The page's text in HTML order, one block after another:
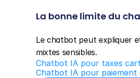
La bonne limite du
Le chatbot peut expliquer
mixtes sensibles.
Chatbot IA pour taxes
Chatbot IA pour